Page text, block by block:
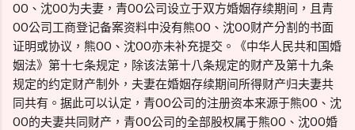
OO、沈OO为夫妻，青OO公司设立于双方婚姻存续期间，且青
OO公司工商登记备案资料中没有熊OO、沈OO财产分割的书面
证明或协议，熊OO、沈OO亦未补充提交。《中华人民共和国婚
姻法》第十七条规定，除该法第十八条规定的财产及第十九条
规定的约定财产制外，夫妻在婚姻存续期间所得财产归夫妻共
同共有。据此可以认定，青OO公司的注册资本来源于熊OO、沈
OO的夫妻共同财产，青OO公司的全部股权属于熊OO、沈OO婚